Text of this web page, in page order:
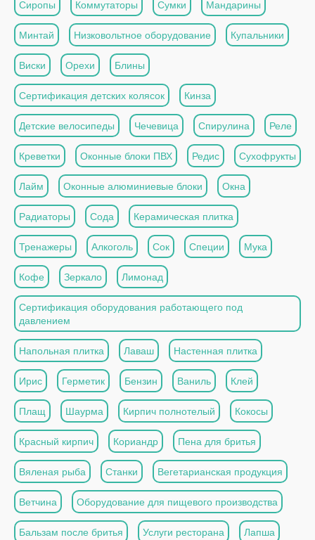
Сиропы Коммутаторы Сумки Мандарины
Минтай Низковольтное оборудование Купальники
Виски Орехи Блины
Сертификация детских колясок Кинза
Детские велосипеды Чечевица Спирулина Реле
Креветки Оконные блоки ПВХ Редис Сухофрукты
Лайм Оконные алюминиевые блоки Окна
Радиаторы Сода Керамическая плитка
Тренажеры Алкоголь Сок Специи Мука
Кофе Зеркало Лимонад
Сертификация оборудования работающего под
давлением
Напольная плитка Лаваш Настенная плитка
Ирис Герметик Бензин Ваниль Клей
Плащ Шаурма Кирпич полнотелый Кокосы
Красный кирпич Кориандр Пена для бритья
Вяленая рыба Станки Вегетарианская продукция
Ветчина Оборудование для пищевого производства
Бальзам после бритья Услуги ресторана Лапша